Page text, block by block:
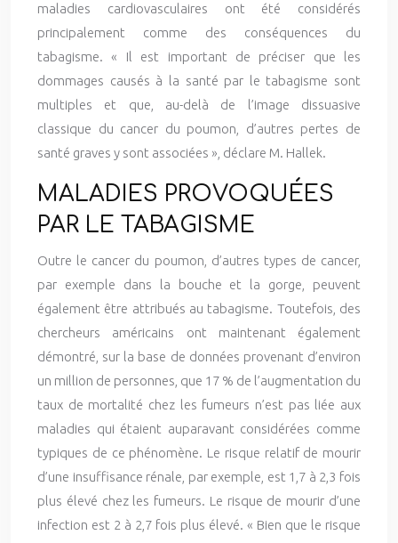
maladies cardiovasculaires ont été considérés
principalement comme des conséquences du
tabagisme. « Il est important de préciser que les
dommages causés à la santé par le tabagisme sont
multiples et que, au-delà de l’image dissuasive
classique du cancer du poumon, d’autres pertes de
santé graves y sont associées », déclare M. Hallek.
MALADIES PROVOQUÉES
PAR LE TABAGISME
Outre le cancer du poumon, d’autres types de cancer,
par exemple dans la bouche et la gorge, peuvent
également être attribués au tabagisme. Toutefois, des
chercheurs américains ont maintenant également
démontré, sur la base de données provenant d’environ
un million de personnes, que 17 % de l’augmentation du
taux de mortalité chez les fumeurs n’est pas liée aux
maladies qui étaient auparavant considérées comme
typiques de ce phénomène. Le risque relatif de mourir
d’une insuffisance rénale, par exemple, est 1,7 à 2,3 fois
plus élevé chez les fumeurs. Le risque de mourir d’une
infection est 2 à 2,7 fois plus élevé. « Bien que le risque